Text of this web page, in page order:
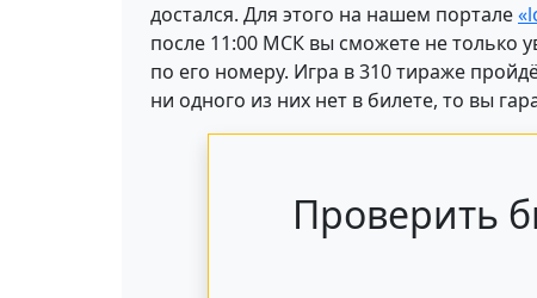
достался. Для этого на нашем портале
после 11:00 МСК вы сможете не только
по его номеру. Игра в 310 тираже
ни одного из них нет в билете, то вы
Проверить